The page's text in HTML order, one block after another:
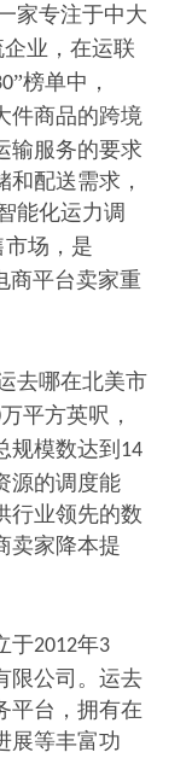
家专注于中大
业，在运联
”榜单中，
件商品的跨境
输服务的要求
配送需求，
能化运力调
市场，是
商平台卖家重
去哪在北美市
万平方英呎，
规模数达到 14
源的调度能
行业领先的数
卖家降本提
于2012年3
限公司。运去
平台，拥有在
展等丰富功